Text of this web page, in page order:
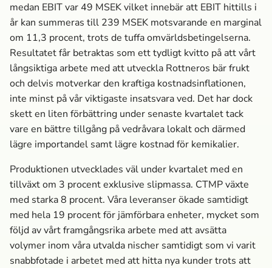
medan EBIT var 49 MSEK vilket innebär att EBIT hittills i
år kan summeras till 239 MSEK motsvarande en marginal
om 11,3 procent, trots de tuffa omvärldsbetingelserna.
Resultatet får betraktas som ett tydligt kvitto på att vårt
långsiktiga arbete med att utveckla Rottneros bär frukt
och delvis motverkar den kraftiga kostnadsinflationen,
inte minst på vår viktigaste insatsvara ved. Det har dock
skett en liten förbättring under senaste kvartalet tack
vare en bättre tillgång på vedråvara lokalt och därmed
lägre importandel samt lägre kostnad för kemikalier.
Produktionen utvecklades väl under kvartalet med en
tillväxt om 3 procent exklusive slipmassa­. CTMP växte
med starka 8 procent. Våra leveranser ökade samtidigt
med hela 19 procent för jämförbara enheter, mycket som
följd av vårt framgångsrika arbete med att avsätta
volymer inom våra utvalda nischer samtidigt som vi varit
snabbfotade i arbetet med att hitta nya kunder trots att